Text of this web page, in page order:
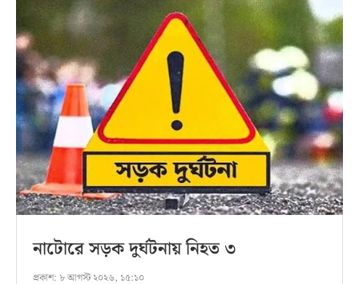
নাটোরে সড়ক দুর্ঘটনায় নিহত ৩
প্রকাশ: ৮ আগস্ট ২০২৬, ১৫:১০